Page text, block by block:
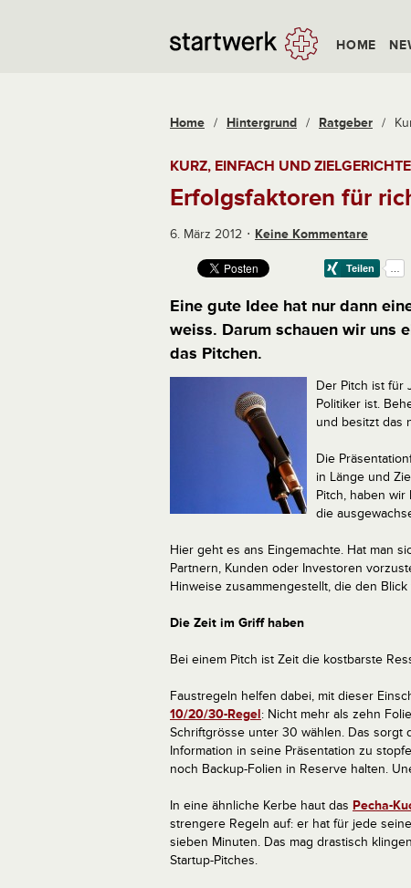
HOME
Home / Hintergrund / Ratgeber /
KURZ, EINFACH UND
Erfolgsfaktoren für
6. März 2012 Keine Kommentare
Eine gute Idee hat nur dann
weiss. Darum schauen wir uns
das Pitchen.
Der Pitch ist für
Politiker ist.
und besitzt das
Die
in Länge und
Pitch, haben wir
die
Hier geht es ans Eingemachte. Hat man
Partnern, Kunden oder Investoren
Hinweise zusammengestellt, die den
Die Zeit im Griff haben
Bei einem Pitch ist Zeit die kostbarste
Faustregeln helfen dabei, mit dieser
10/20/30-Regel: Nicht mehr als zehn
Schriftgrösse unter 30 wählen. Das sorgt
Information in seine Präsentation zu
noch Backup-Folien in Reserve halten.
In eine ähnliche Kerbe haut das Pecha-
strengere Regeln auf: er hat für jede
sieben Minuten. Das mag drastisch
Startup-Pitches.